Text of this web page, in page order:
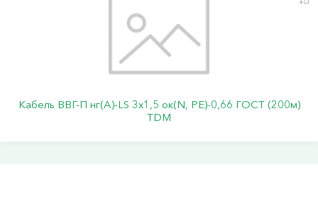
Кабель ВВГ-П нг(А)-LS 3х1,5 ок(N, PE)-0,66 ГОСТ (200м)
TDM